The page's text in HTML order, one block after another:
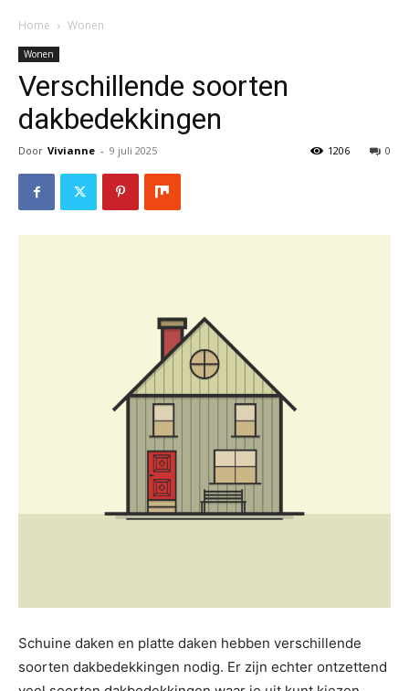
Home Wonen
Wonen
Verschillende soorten
dakbedekkingen
Door Vivianne - 9 juli 2025 0
1206
Schuine daken en platte daken hebben verschillende
soorten dakbedekkingen nodig. Er zijn echter ontzettend